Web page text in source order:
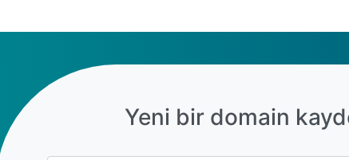
Yeni bir domain